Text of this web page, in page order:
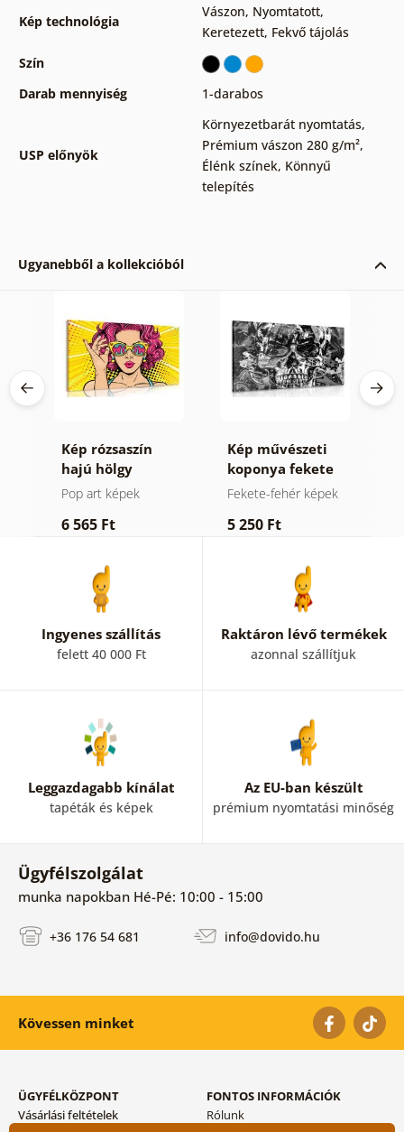
Kép technológia
Vászon, Nyomtatott,
Keretezett, Fekvő tájolás
Szín
Darab mennyiség
1-darabos
USP előnyök
Környezetbarát nyomtatás,
Prémium vászon 280 g/m²,
Élénk színek, Könnyű
telepítés
Ugyanebből a kollekcióból
Kép rózsaszín
hajú hölgy
Pop art képek
6 565 Ft
Kép művészeti
koponya fekete
fehérben
Fekete-fehér képek
5 250 Ft
Ingyenes szállítás
felett 40 000 Ft
Raktáron lévő termékek
azonnal szállítjuk
Leggazdagabb kínálat
tapéták és képek
Az EU-ban készült
prémium nyomtatási minőség
Ügyfélszolgálat
munka napokban Hé-Pé: 10:00 - 15:00
+36 176 54 681 info@dovido.hu
Kövessen minket
ÜGYFÉLKÖZPONT
Vásárlási feltételek
FONTOS INFORMÁCIÓK
Rólunk